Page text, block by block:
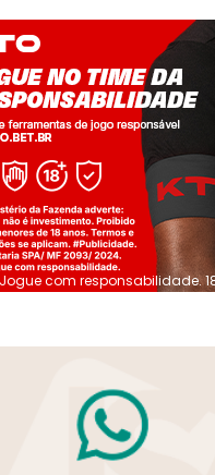
Jogue com responsabilidade.